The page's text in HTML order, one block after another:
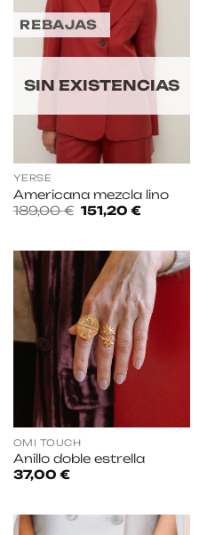
REBAJAS
SIN EXISTENCIAS
YERSE
Americana mezcla lino
189,00€ El
precio
189,00 €.
151,20 €El
151,20 €.
OMI TOUCH
Anillo doble estrella
37,00 €